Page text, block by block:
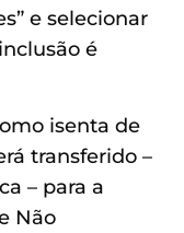
e selecionar
é
isenta de
transferido –
– para a
Não